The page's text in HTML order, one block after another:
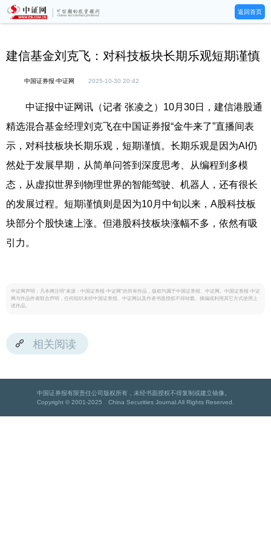
返回首页
建信基金刘克飞：对科技板块长期乐观短期谨慎
中国证券报·中证网 2025-10-30 20:42
中证报中证网讯（记者 张凌之）10月30日，建信港股通
精选混合基金经理刘克飞在中国证券报“金牛来了”直播间表
示，对科技板块长期乐观，短期谨慎。长期乐观是因为AI仍
然处于发展早期，从简单问答到深度思考、从编程到多模
态，从虚拟世界到物理世界的智能驾驶、机器人，还有很长
的发展过程。短期谨慎则是因为10月中旬以来，A股科技板
块部分个股快速上涨。但港股科技板块涨幅不多，依然有吸
引力。
中证网声明：凡本网注明“来源：中国证券报·中证网”的所有作品，版权均属于中国证券报、中证网。中国证券报·中证
网与作品作者联合声明，任何组织未经中国证券报、中证网以及作者书面授权不得转载、摘编或利用其它方式使用上
述作品。
相关阅读
中国证券报有限责任公司版权所有，未经书面授权不得复制或建立镜像。
Copyright © 2001-2025 China Securities Journal.All Rights Reserved.